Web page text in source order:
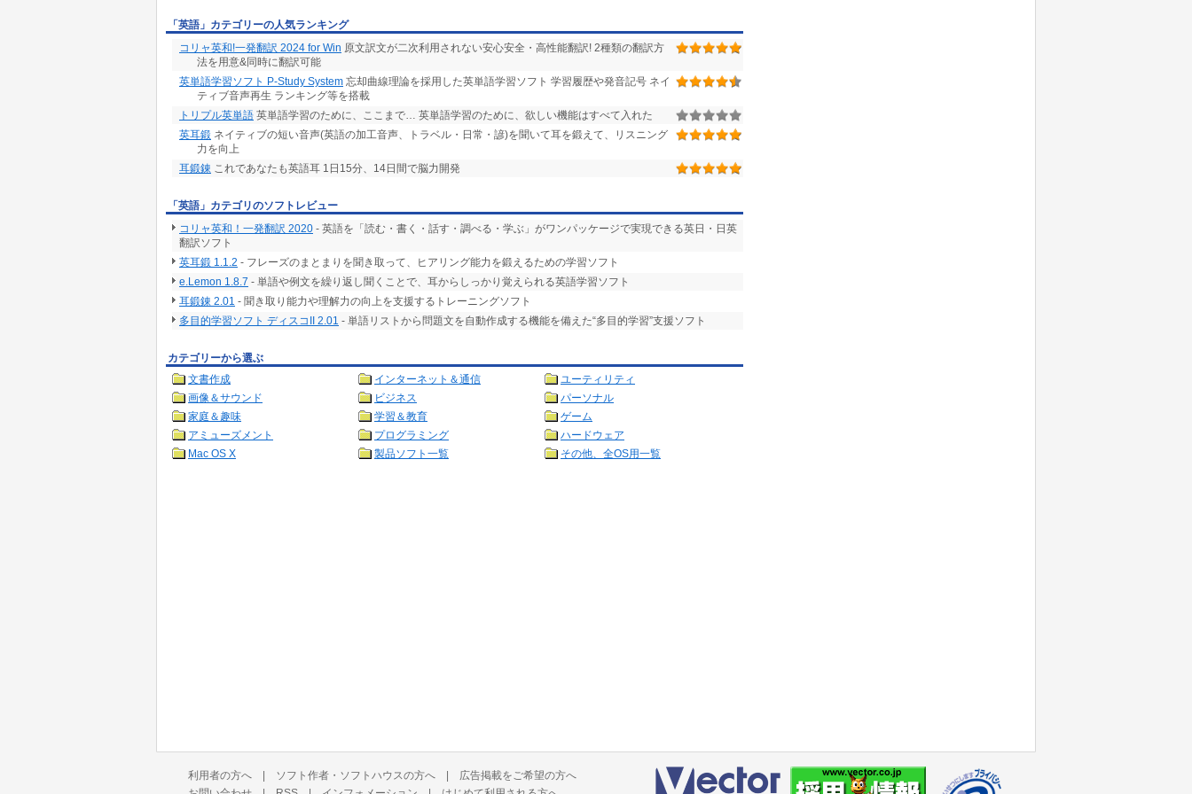
「英語」カテゴリーの人気ランキング
コリャ英和!一発翻訳 2024 for Win 原文訳文が二次利用されない安心安全・高性能翻訳! 2種類の翻訳方
法を用意&同時に翻訳可能
英単語学習ソフト P-Study System 忘却曲線理論を採用した英単語学習ソフト 学習履歴や発音記号 ネイ
ティブ音声再生 ランキング等を搭載
トリプル英単語 英単語学習のために、ここまで… 英単語学習のために、欲しい機能はすべて入れた
英耳鍛 ネイティブの短い音声(英語の加工音声、トラベル・日常・諺)を聞いて耳を鍛えて、リスニング
力を向上
耳鍛錬 これであなたも英語耳 1日15分、14日間で脳力開発
「英語」カテゴリのソフトレビュー
コリャ英和！一発翻訳 2020 - 英語を「読む・書く・話す・調べる・学ぶ」がワンパッケージで実現できる英日・日英
翻訳ソフト
英耳鍛 1.1.2 - フレーズのまとまりを聞き取って、ヒアリング能力を鍛えるための学習ソフト
e.Lemon 1.8.7 - 単語や例文を繰り返し聞くことで、耳からしっかり覚えられる英語学習ソフト
耳鍛錬 2.01 - 聞き取り能力や理解力の向上を支援するトレーニングソフト
多目的学習ソフト ディスコII 2.01 - 単語リストから問題文を自動作成する機能を備えた“多目的学習”支援ソフト
カテゴリーから選ぶ
文書作成
インターネット＆通信
ユーティリティ
画像＆サウンド
ビジネス
パーソナル
家庭＆趣味
学習＆教育
ゲーム
アミューズメント
プログラミング
ハードウェア
Mac OS X
製品ソフト一覧 その他、全OS用一覧
利用者の方へ | ソフト作者・ソフトハウスの方へ | 広告掲載をご希望の方へ